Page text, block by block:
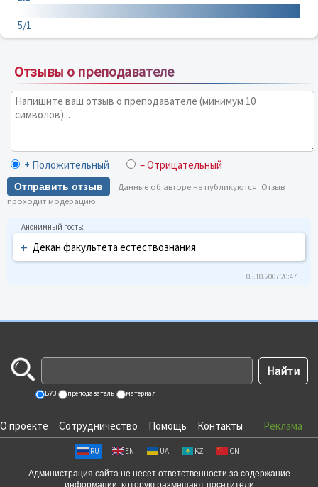
5/1
Отзывы о преподавателе
+ Положительный – Отрицательный
Отправить отзыв
Данные об авторе не публикуются. Отзыв
проходит модерацию.
+ Декан факультета естествознания
05.10.2007 20:47
ВУЗ преподаватель материал
О проекте Сотрудничество Помощь Контакты Реклама
RU EN UA KZ CN
Администрация сайта не несет ответственности за содержание